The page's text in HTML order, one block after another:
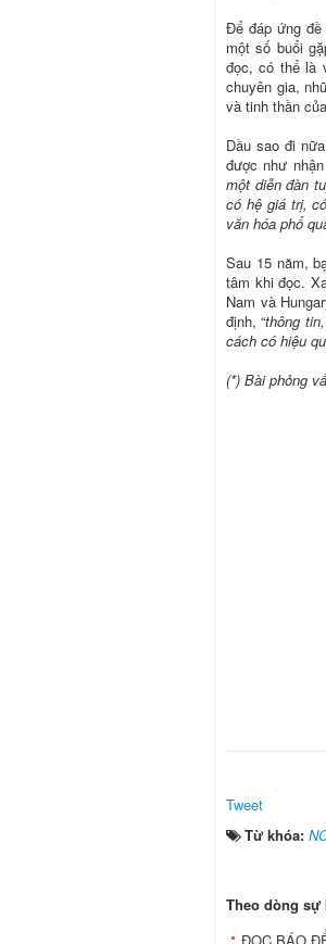
Để đáp ứng đề
một số buổi
đọc, có thể là
chuyên gia,
và tinh thần
Dầu sao đi
được như
một diễn đàn
có hệ giá trị,
văn hóa phổ
Sau 15 năm,
tâm khi đọc.
Nam và
định, “thông
cách có hiệu
(*) Bài phỏng
Tweet
Từ khóa:
Theo dòng sự
ĐỌC BÁO